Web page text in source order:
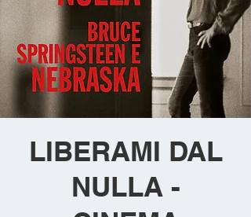
LIBERAMI DAL
NULLA -